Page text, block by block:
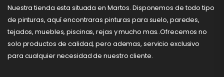
Nuestra tienda esta situada en Martos. Disponemos de todo tipo
de pinturas, aquí encontraras pinturas para suelo, paredes,
tejados, muebles, piscinas, rejas y mucho mas..Ofrecemos no
solo productos de calidad, pero ademas, servicio exclusivo
para cualquier necesidad de nuestro cliente.